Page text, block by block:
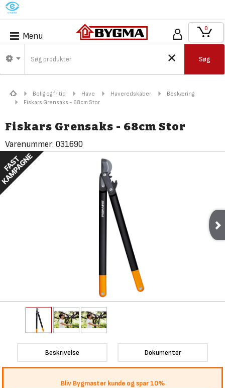
M
Menu
Søg
0
Bolig og fritid Have Haveredskaber
Beskæring
Fiskars Grensaks - 68cm Stor
Fiskars Grensaks - 68cm Stor
Varenummer: 031690
Beskrivelse Dokumenter
Bliv Bygmaster kunde og spar 10%